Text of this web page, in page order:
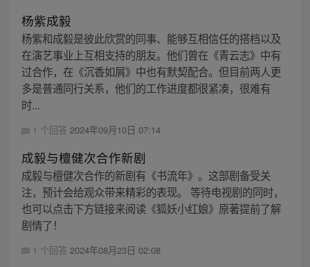
杨紫成毅
杨紫和成毅是彼此欣赏的同事、能够互相信任的搭档以及
在演艺事业上互相支持的朋友。他们曾在《青云志》中有
过合作，在《沉香如屑》中也有默契配合。但目前两人更
多是普通同行关系，他们的工作进度都很紧凑，很难有
时...
1 个回答 2024年09月10日 07:14
成毅与檀健次合作新剧
成毅与檀健次合作的新剧有《书流年》。这部剧备受关
注，预计会给观众带来精彩的表现。 等待电视剧的同时，
也可以点击下方链接来阅读《狐妖小红娘》原著提前了解
剧情了！
1 个回答 2024年08月23日 02:08